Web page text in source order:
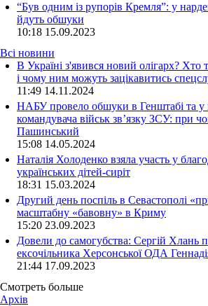
“Був одним із рупорів Кремля”: у
йдуть обшуки
10:18 15.09.2023
Всі новини
В Україні з'явився новий олігарх?
і чому ним можуть зацікавитись
11:49 14.11.2024
НАБУ провело обшуки в Генштабі та у
командувача військ зв’язку ЗСУ: при
Пашинський
15:08 14.05.2024
Наталія Холоденко взяла участь у
українських дітей-сиріт
18:31 15.03.2024
Другий день поспіль в Севастополі
масштабну «бавовну» в Криму
15:20 23.09.2023
Довели до самогубства: Сергій Хлань
ексочільника Херсонської ОДА
21:44 17.09.2023
Смотреть больше
Архів